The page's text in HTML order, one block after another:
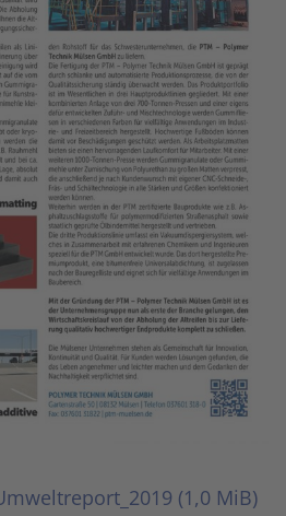
(1,0 MiB)